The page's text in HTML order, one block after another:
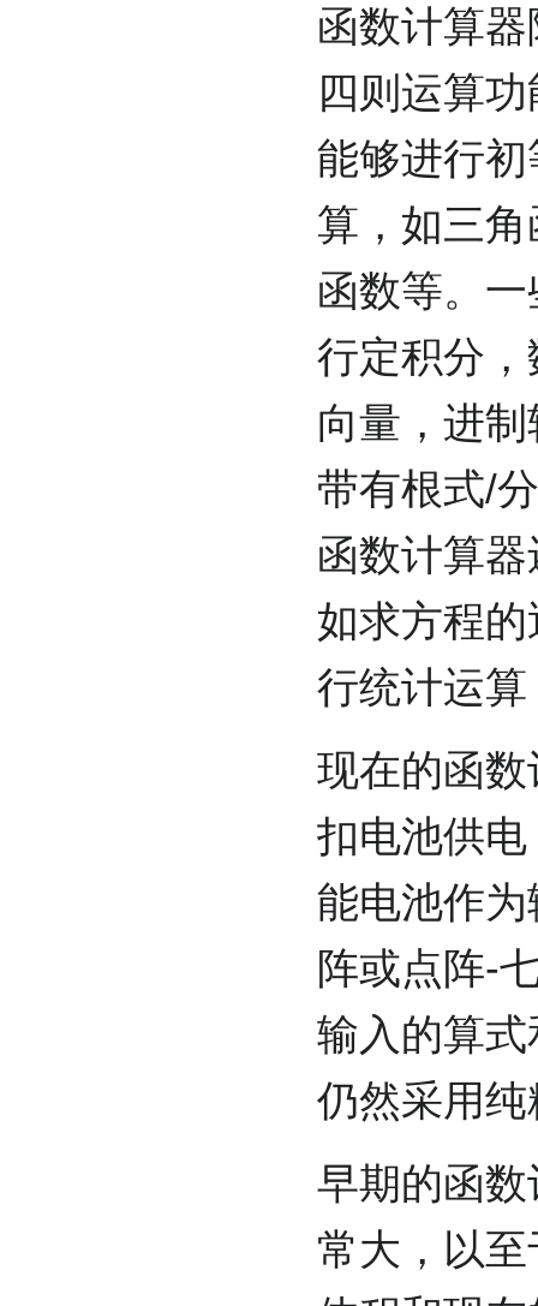
函数计算
四则运算
能够进行
算，如三
函数等。
行定积分
向量，进
带有根式/
函数计算
如求方程
行统计运
现在的函
扣电池供
能电池作
阵或点阵-
输入的算
仍然采用
早期的函
常大，以